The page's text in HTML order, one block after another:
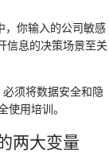
，你输入的公司敏感
信息的决策场景至关
须将数据安全和隐
用培训。
两大变量